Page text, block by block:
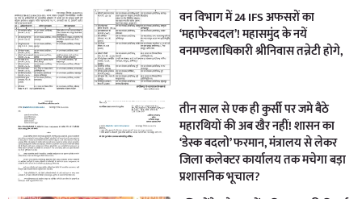
वन विभाग में 24 IFS अफसरों का
‘महाफेरबदल’! महासमुंद के नयें
वनमण्डलाधिकारी श्रीनिवास तन्नेटी होगे,
तीन साल से एक ही कुर्सी पर जमे बैठे
महारथियों की अब खैर नहीं! शासन का
‘डेस्क बदलो’ फरमान, मंत्रालय से लेकर
जिला कलेक्टर कार्यालय तक मचेगा बड़ा
प्रशासनिक भूचाल?